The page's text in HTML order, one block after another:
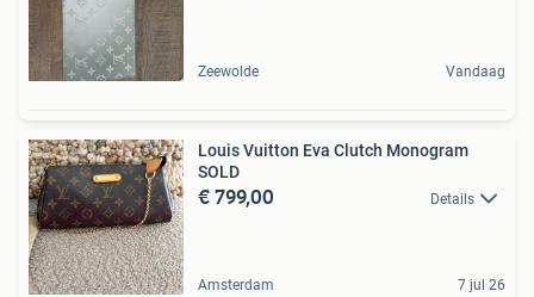
Zeewolde Vandaag
Louis Vuitton Eva Clutch Monogram
SOLD
€ 799,00 Details
Amsterdam 7 jul 26